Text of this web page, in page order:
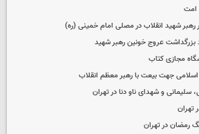
امت
رهبر شهید انقلاب در مصلی امام خمینی (ره)
عروج خونین رهبر شهید
مجازی کتاب
اسلامی جهت بیعت با رهبر معظم انقلاب
سلیمانی و شهدای ناو دنا در تهران
تهران
رمضان در تهران